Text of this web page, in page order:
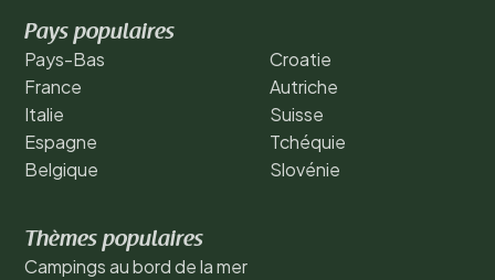
Pays populaires
Pays-Bas
France
Italie
Espagne
Belgique
Croatie
Autriche
Suisse
Tchéquie
Slovénie
Thèmes populaires
Campings au bord de la mer